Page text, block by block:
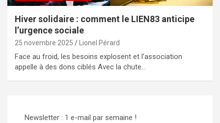
Hiver solidaire : comment le LIEN83 anticipe
l’urgence sociale
25 novembre 2025 Lionel Pérard
Face au froid, les besoins explosent et l’association
appelle à des dons ciblés Avec la chute…
Newsletter : 1 e-mail par semaine !